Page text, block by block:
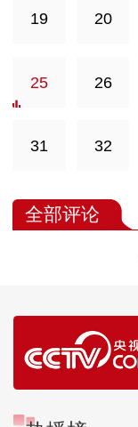
19 20
25 26
31 32
全部评论